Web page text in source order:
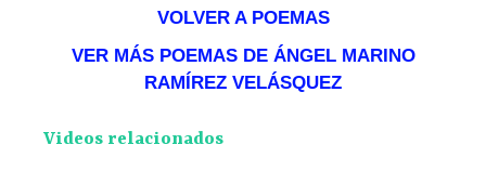
VOLVER A POEMAS
VER MÁS POEMAS DE ÁNGEL MARINO
RAMÍREZ VELÁSQUEZ
Videos relacionados